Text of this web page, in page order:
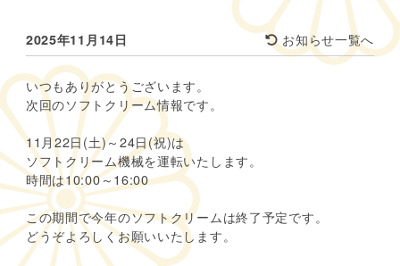
2025年11月14日 お知らせ一覧へ
いつもありがとうございます。
次回のソフトクリーム情報です。
11月22日(土)～24日(祝)は
ソフトクリーム機械を運転いたします。
時間は10:00～16:00
この期間で今年のソフトクリームは終了予定です。
どうぞよろしくお願いいたします。